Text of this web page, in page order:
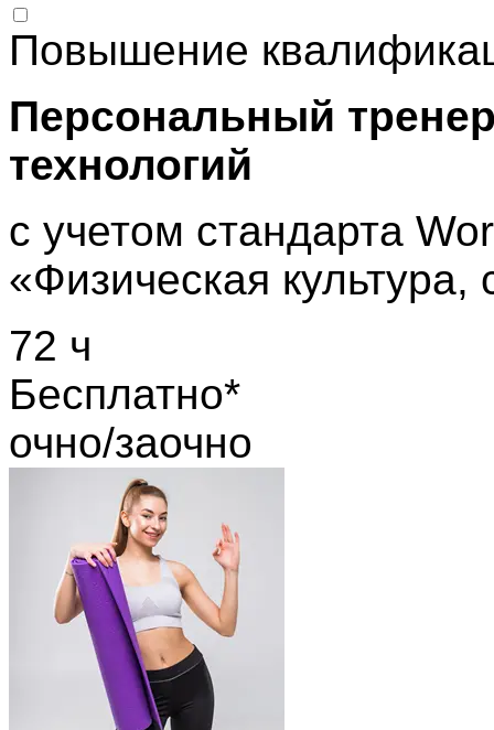
Повышение
Персональный
технологий
с учетом стандарта
«Физическая
72 ч
Бесплатно*
очно/заочно